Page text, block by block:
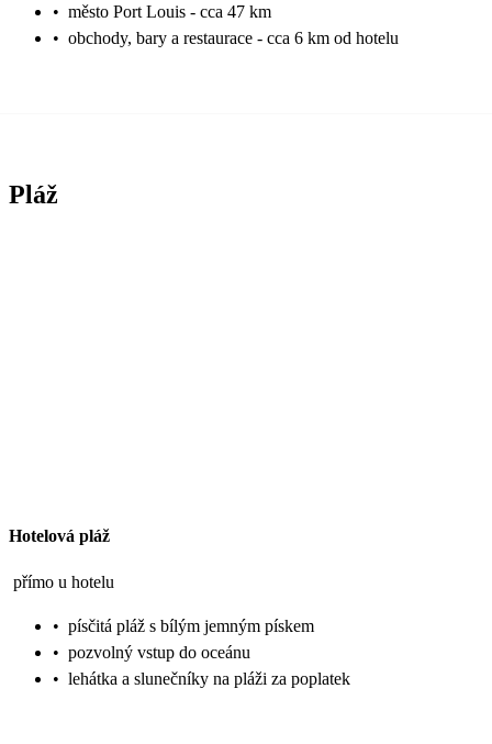
• město Port Louis - cca 47 km
• obchody, bary a restaurace - cca 6 km od hotelu
Pláž
Hotelová pláž
přímo u hotelu
• písčitá pláž s bílým jemným pískem
• pozvolný vstup do oceánu
• lehátka a slunečníky na pláži za poplatek